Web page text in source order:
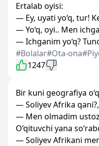
Ertalab oyisi:
— Ey, uyati yo‘q, tur!
— Yo‘q, oyi.. Men
— Ichganim yo‘q?
#Bolalar#Ota-ona
1247
Bir kuni geografiya
— Soliyev Afrika
— Men olmadim
O‘qituvchi yana
— Soliyev Afrikani